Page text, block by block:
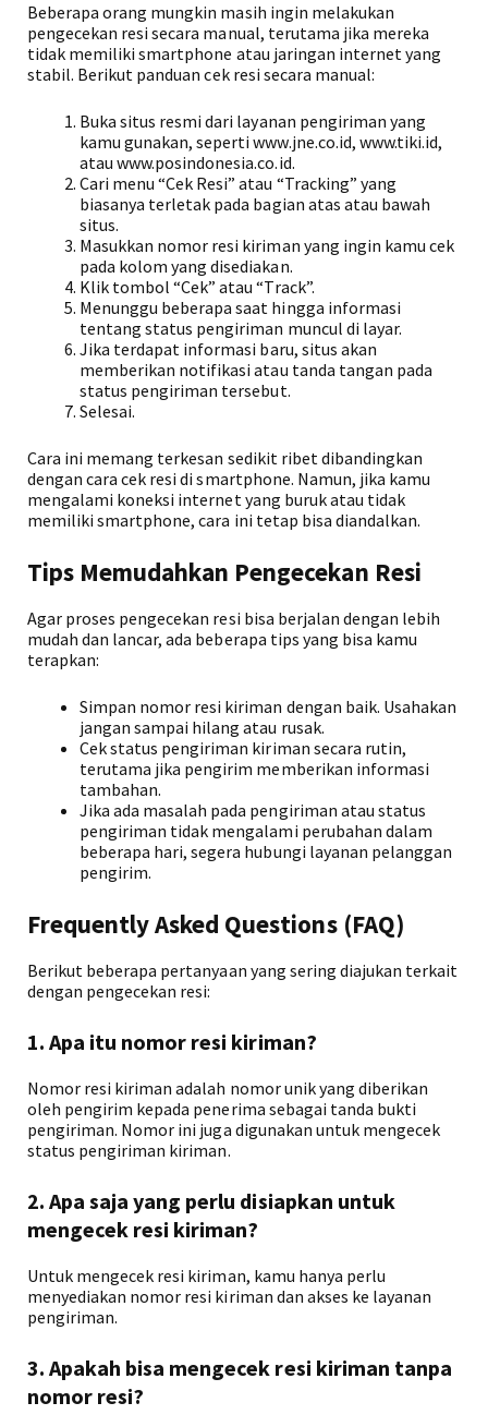
Beberapa orang mungkin masih ingin melakukan
pengecekan resi secara manual, terutama jika mereka
tidak memiliki smartphone atau jaringan internet yang
stabil. Berikut panduan cek resi secara manual:
Buka situs resmi dari layanan pengiriman yang
kamu gunakan, seperti www.jne.co.id, www.tiki.id,
atau www.posindonesia.co.id.
Cari menu “Cek Resi” atau “Tracking” yang
biasanya terletak pada bagian atas atau bawah
situs.
Masukkan nomor resi kiriman yang ingin kamu cek
pada kolom yang disediakan.
Klik tombol “Cek” atau “Track”.
Menunggu beberapa saat hingga informasi
tentang status pengiriman muncul di layar.
Jika terdapat informasi baru, situs akan
memberikan notifikasi atau tanda tangan pada
status pengiriman tersebut.
Selesai.
Cara ini memang terkesan sedikit ribet dibandingkan
dengan cara cek resi di smartphone. Namun, jika kamu
mengalami koneksi internet yang buruk atau tidak
memiliki smartphone, cara ini tetap bisa diandalkan.
Tips Memudahkan Pengecekan Resi
Agar proses pengecekan resi bisa berjalan dengan lebih
mudah dan lancar, ada beberapa tips yang bisa kamu
terapkan:
Simpan nomor resi kiriman dengan baik. Usahakan
jangan sampai hilang atau rusak.
Cek status pengiriman kiriman secara rutin,
terutama jika pengirim memberikan informasi
tambahan.
Jika ada masalah pada pengiriman atau status
pengiriman tidak mengalami perubahan dalam
beberapa hari, segera hubungi layanan pelanggan
pengirim.
Frequently Asked Questions (FAQ)
Berikut beberapa pertanyaan yang sering diajukan terkait
dengan pengecekan resi:
1. Apa itu nomor resi kiriman?
Nomor resi kiriman adalah nomor unik yang diberikan
oleh pengirim kepada penerima sebagai tanda bukti
pengiriman. Nomor ini juga digunakan untuk mengecek
status pengiriman kiriman.
2. Apa saja yang perlu disiapkan untuk
mengecek resi kiriman?
Untuk mengecek resi kiriman, kamu hanya perlu
menyediakan nomor resi kiriman dan akses ke layanan
pengiriman.
3. Apakah bisa mengecek resi kiriman tanpa
nomor resi?